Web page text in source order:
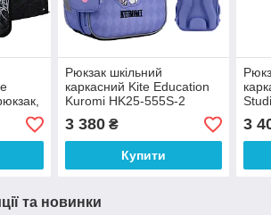
Рюкзак шкільний
каркасний Kite Education
Kuromi HK25-555S-2
3 380₴
Купити
3
та новинки